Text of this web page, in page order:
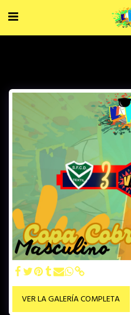
VER LA GALERÍA COMPLETA